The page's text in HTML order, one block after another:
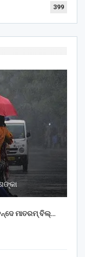
399
ମାତରମ୍‌ ବିଲ୍‌…